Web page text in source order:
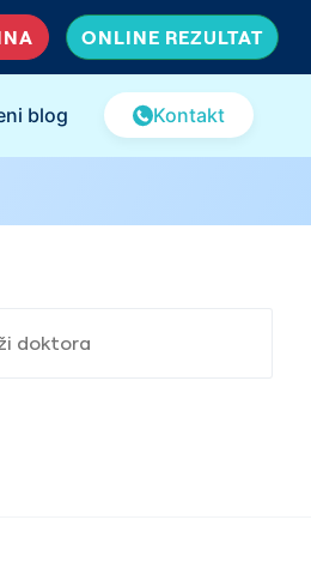
ONLINE REZULTAT
blog Kontakt